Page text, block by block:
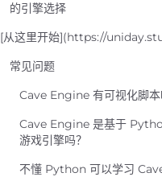
的引擎选择
[从这里开始](https://
常见问题
Cave Engine 有可视化脚本
Cave Engine 是基于
游戏引擎吗？
不懂 Python 可以学习